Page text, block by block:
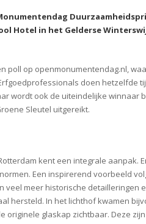
Hotel in het Gelderse
poll op openmonumentendag.nl,
doen hetzelfde
wordt ook de uiteindelijke
Sleutel uitgereikt.
kent een integrale aanpak.
Een inspirerend voorbeeld
veel meer historische detailleringen
hersteld. In het lichthof kwamen
originele glaskap zichtbaar. Deze